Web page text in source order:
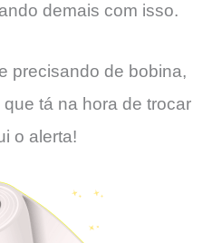
demais com isso.
precisando de bobina,
tá na hora de trocar
o alerta!